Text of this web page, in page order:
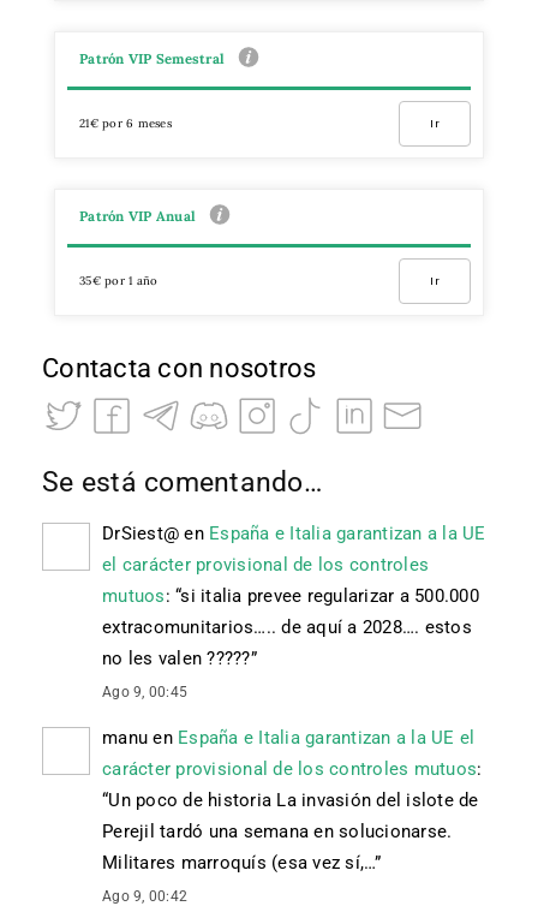
Patrón VIP Semestral
21€ por 6 meses Ir
Patrón VIP Anual
35€ por 1 año Ir
Contacta con nosotros
Se está comentando…
DrSiest@ en España e Italia garantizan a la UE
el carácter provisional de los controles
mutuos: “si italia prevee regularizar a 500.000
extracomunitarios….. de aquí a 2028…. estos
no les valen ?????”
Ago 9, 00:45
manu en España e Italia garantizan a la UE el
carácter provisional de los controles mutuos:
“Un poco de historia La invasión del islote de
Perejil tardó una semana en solucionarse.
Militares marroquís (esa vez sí,…”
Ago 9, 00:42